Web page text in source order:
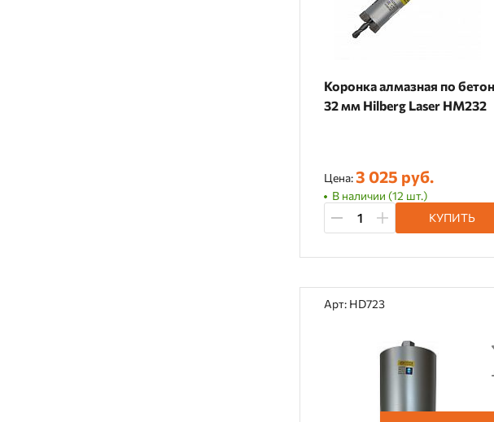
Коронка алмазная по
32 мм Hilberg Laser HM232
Цена:3 025 руб.
В наличии (12 шт.)
КУПИТЬ
Арт: HD723